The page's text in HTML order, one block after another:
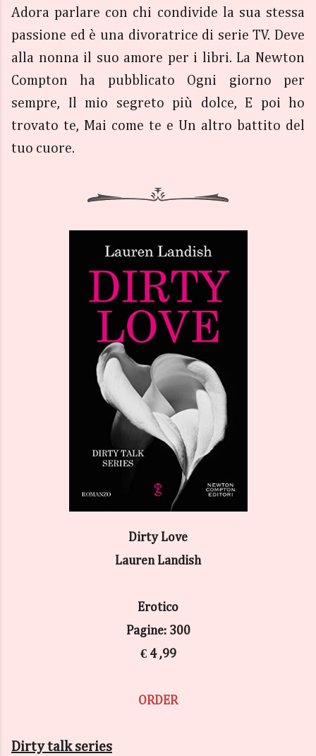
Adora parlare con chi condivide la sua stessa
passione ed è una divoratrice di serie TV. Deve
alla nonna il suo amore per i libri. La Newton
Compton ha pubblicato Ogni giorno per
sempre, Il mio segreto più dolce, E poi ho
trovato te, Mai come te e Un altro battito del
tuo cuore.
Dirty Love
Lauren Landish
Erotico
Pagine: 300
€ 4 ,99
ORDER
Dirty talk series